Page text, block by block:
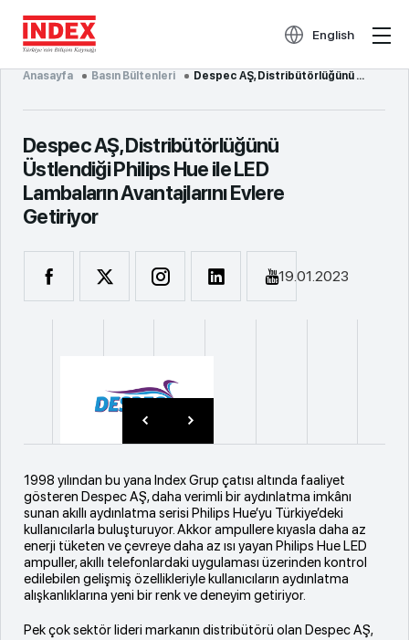
English
Anasayfa Basın Bültenleri Despec AŞ, Distribütörlüğünü Üstlendiği Philips Hue ile LED Lambaların Avantajlarını Evlere Getiriyo...
Despec AŞ, Distribütörlüğünü
Üstlendiği Philips Hue ile LED
Lambaların Avantajlarını Evlere
Getiriyor
19.01.2023
1998 yılından bu yana Index Grup çatısı altında faaliyet
gösteren Despec AŞ, daha verimli bir aydınlatma imkânı
sunan akıllı aydınlatma serisi Philips Hue’yu Türkiye’deki
kullanıcılarla buluşturuyor. Akkor ampullere kıyasla daha az
enerji tüketen ve çevreye daha az ısı yayan Philips Hue LED
ampuller, akıllı telefonlardaki uygulaması üzerinden kontrol
edilebilen gelişmiş özellikleriyle kullanıcıların aydınlatma
alışkanlıklarına yeni bir renk ve deneyim getiriyor.
Pek çok sektör lideri markanın distribütörü olan Despec AŞ,